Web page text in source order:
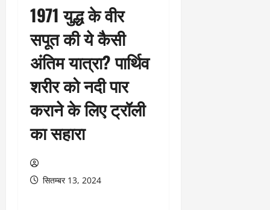
1971 युद्ध के वीर
सपूत की ये कैसी
अंतिम यात्रा? पार्थिव
शरीर को नदी पार
कराने के लिए ट्रॉली
का सहारा
सितम्बर 13, 2024